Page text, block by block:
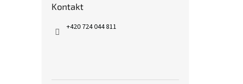
Kontakt
+420 724 044 811